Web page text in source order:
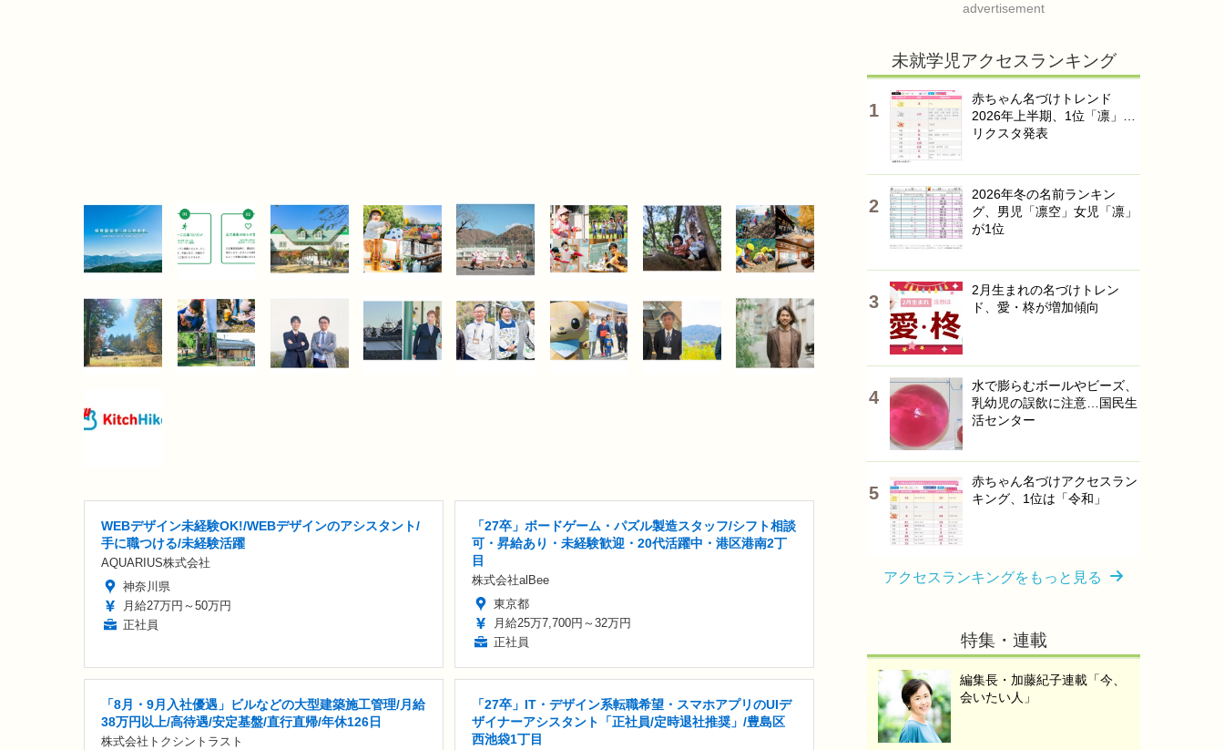
WEBデザイン未経験OK!/WEBデザインのアシスタント/
手に職つける/未経験活躍
AQUARIUS株式会社
神奈川県
月給27万円～50万円
正社員
「27卒」ボードゲーム・パズル製造スタッフ/シフト相談
可・昇給あり・未経験歓迎・20代活躍中・港区港南2丁
目
株式会社alBee
東京都
月給25万7,700円～32万円
正社員
「8月・9月入社優遇」ビルなどの大型建築施工管理/月給
38万円以上/高待遇/安定基盤/直行直帰/年休126日
株式会社トクシントラスト
「27卒」IT・デザイン系転職希望・スマホアプリのUIデ
ザイナーアシスタント「正社員/定時退社推奨」/豊島区
西池袋1丁目
advertisement
未就学児アクセスランキング
赤ちゃん名づけトレンド
2026年上半期、1位「凛」…
リクスタ発表
2026年冬の名前ランキン
グ、男児「凛空」女児「凛」
が1位
2月生まれの名づけトレン
ド、愛・柊が増加傾向
水で膨らむボールやビーズ、
乳幼児の誤飲に注意…国民生
活センター
赤ちゃん名づけアクセスラン
キング、1位は「令和」
アクセスランキングをもっと見る
特集・連載
編集長・加藤紀子連載「今、
会いたい人」